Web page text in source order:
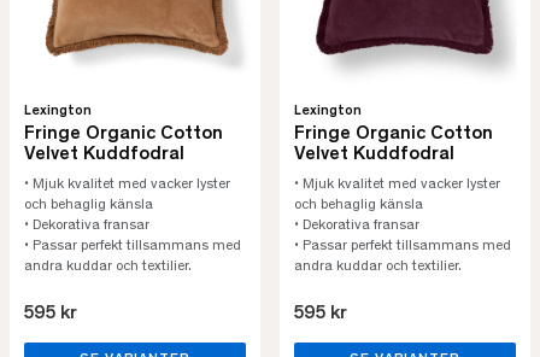
Lexington
Fringe Organic Cotton
Velvet Kuddfodral
• Mjuk kvalitet med vacker lyster
och behaglig känsla
• Dekorativa fransar
• Passar perfekt tillsammans med
andra kuddar och textilier.
595 kr
Lexington
Fringe Organic Cotton
Velvet Kuddfodral
• Mjuk kvalitet med vacker lyster
och behaglig känsla
• Dekorativa fransar
• Passar perfekt tillsammans med
andra kuddar och textilier.
595 kr